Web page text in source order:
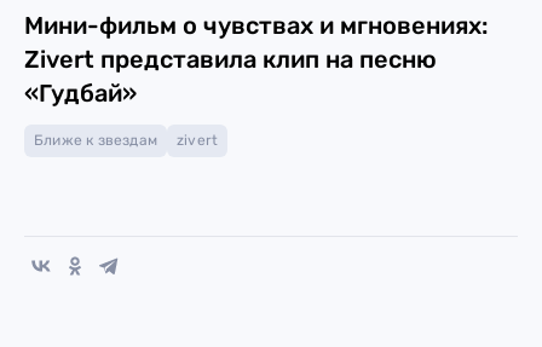
Мини-фильм о чувствах и мгновениях:
Zivert представила клип на песню
«Гудбай»
Ближе к звездам zivert